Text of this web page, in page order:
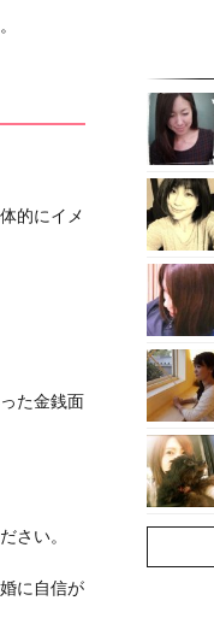
的にイメ
た金銭面
さい。
に自信が